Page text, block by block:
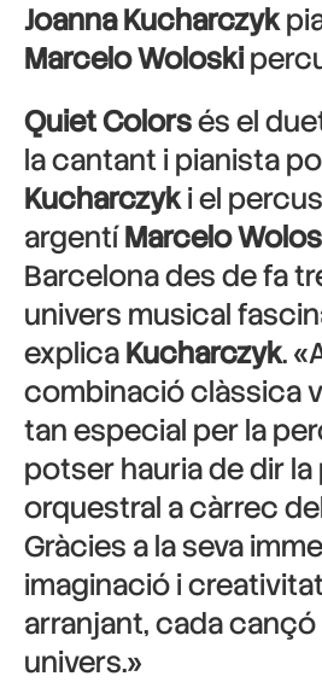
Joanna Kucharczyk
Marcelo Woloski
Quiet Colorsés el
la cantant i pianista
Kucharczyki el
argentíMarcelo
Barcelona des de fa
univers musical
explicaKucharczyk.
combinació clàssica
tan especial per la
potser hauria de dir
orquestral a càrrec
Gràcies a la seva
imaginació i
arranjant, cada
univers.»